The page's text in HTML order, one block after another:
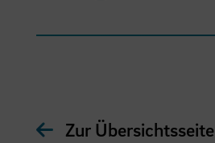
Zur Übersichtsseite